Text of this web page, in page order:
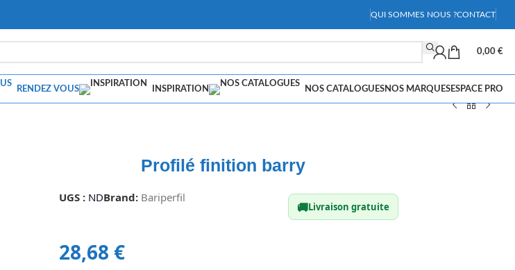
QUI SOMMES NOUS ?CONTACT
0,00 €
RENDEZ VOUS INSPIRATION NOS CATALOGUESNOS MARQUESESPACE PRO
Profilé finition barry
UGS : NDBrand: Bariperfil
🚚Livraison gratuite
28,68 €